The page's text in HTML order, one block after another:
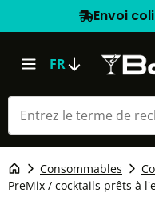
Envoi
FR
Consommables
PreMix / cocktails prêts à